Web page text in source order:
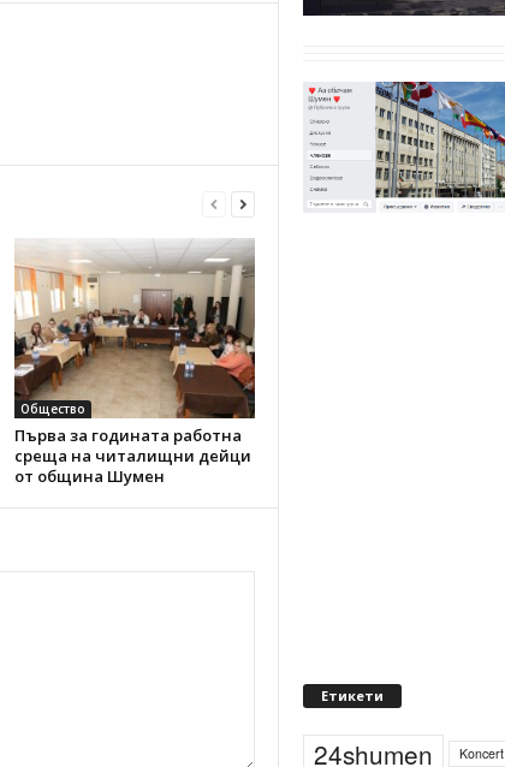
Общество
Първа за годината работна
среща на читалищни дейци
от община Шумен
Етикети
24shumen Koncert